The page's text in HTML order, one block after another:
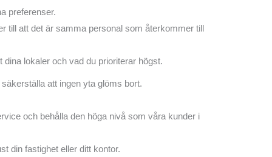
preferenser.
till att det är samma personal som återkommer till
lokaler och vad du prioriterar högst.
att ingen yta glöms bort.
och behålla den höga nivå som våra kunder i
din fastighet eller ditt kontor.